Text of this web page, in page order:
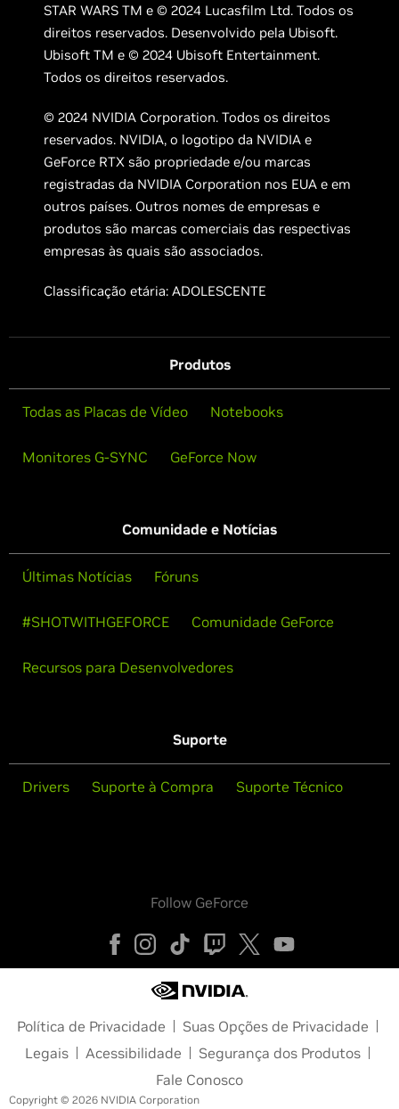
STAR WARS TM e © 2024 Lucasfilm Ltd. Todos os
direitos reservados. Desenvolvido pela Ubisoft.
Ubisoft TM e © 2024 Ubisoft Entertainment.
Todos os direitos reservados.
© 2024 NVIDIA Corporation. Todos os direitos
reservados. NVIDIA, o logotipo da NVIDIA e
GeForce RTX são propriedade e/ou marcas
registradas da NVIDIA Corporation nos EUA e em
outros países. Outros nomes de empresas e
produtos são marcas comerciais das respectivas
empresas às quais são associados.
Classificação etária: ADOLESCENTE
Produtos
Todas as Placas de Vídeo Notebooks
Monitores G-SYNC GeForce Now
Comunidade e Notícias
Últimas Notícias Fóruns
#SHOTWITHGEFORCE Comunidade GeForce
Recursos para Desenvolvedores
Suporte
Drivers Suporte à Compra Suporte Técnico
Follow GeForce
Política de Privacidade
Suas Opções de Privacidade
Legais
Acessibilidade
Segurança dos Produtos
Fale Conosco
Copyright © 2026 NVIDIA Corporation